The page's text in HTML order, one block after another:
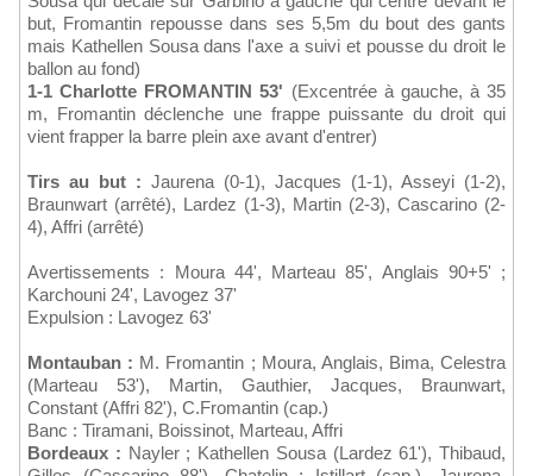
but, Fromantin repousse dans ses 5,5m du bout des gants
mais Kathellen Sousa dans l'axe a suivi et pousse du droit le
ballon au fond)
1-1 Charlotte FROMANTIN 53' (Excentrée à gauche, à 35
m, Fromantin déclenche une frappe puissante du droit qui
vient frapper la barre plein axe avant d'entrer)
Tirs au but : Jaurena (0-1), Jacques (1-1), Asseyi (1-2),
Braunwart (arrêté), Lardez (1-3), Martin (2-3), Cascarino (2-
4), Affri (arrêté)
Avertissements : Moura 44', Marteau 85', Anglais 90+5' ;
Karchouni 24', Lavogez 37'
Expulsion : Lavogez 63'
Montauban : M. Fromantin ; Moura, Anglais, Bima, Celestra
(Marteau 53'), Martin, Gauthier, Jacques, Braunwart,
Constant (Affri 82'), C.Fromantin (cap.)
Banc : Tiramani, Boissinot, Marteau, Affri
Bordeaux : Nayler ; Kathellen Sousa (Lardez 61'), Thibaud,